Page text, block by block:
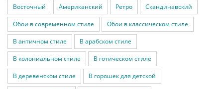
Восточный Американский Ретро Скандинавский
Обои в современном стиле Обои в классическом стиле
В античном стиле В арабском стиле
В колониальном стиле В готическом стиле
В деревенском стиле В горошек для детской